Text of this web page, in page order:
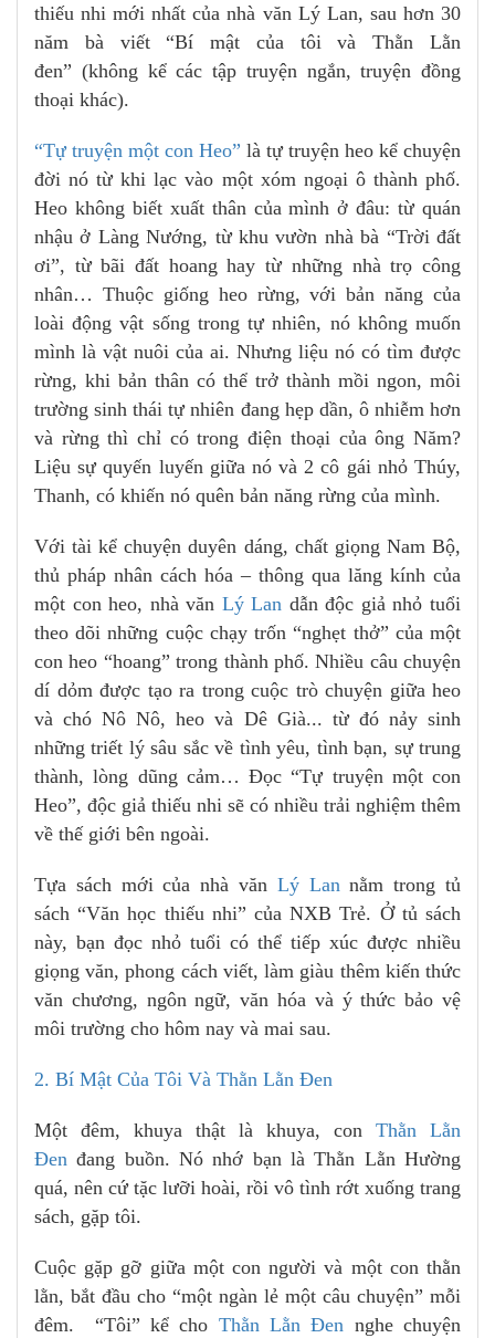
thiếu nhi mới nhất của nhà văn Lý Lan, sau hơn 30
năm bà viết “Bí mật của tôi và Thằn Lằn
đen” (không kể các tập truyện ngắn, truyện đồng
thoại khác).
“Tự truyện một con Heo” là tự truyện heo kể chuyện
đời nó từ khi lạc vào một xóm ngoại ô thành phố.
Heo không biết xuất thân của mình ở đâu: từ quán
nhậu ở Làng Nướng, từ khu vườn nhà bà “Trời đất
ơi”, từ bãi đất hoang hay từ những nhà trọ công
nhân… Thuộc giống heo rừng, với bản năng của
loài động vật sống trong tự nhiên, nó không muốn
mình là vật nuôi của ai. Nhưng liệu nó có tìm được
rừng, khi bản thân có thể trở thành mồi ngon, môi
trường sinh thái tự nhiên đang hẹp dần, ô nhiễm hơn
và rừng thì chỉ có trong điện thoại của ông Năm?
Liệu sự quyến luyến giữa nó và 2 cô gái nhỏ Thúy,
Thanh, có khiến nó quên bản năng rừng của mình.
Với tài kể chuyện duyên dáng, chất giọng Nam Bộ,
thủ pháp nhân cách hóa – thông qua lăng kính của
một con heo, nhà văn Lý Lan dẫn độc giả nhỏ tuổi
theo dõi những cuộc chạy trốn “nghẹt thở” của một
con heo “hoang” trong thành phố. Nhiều câu chuyện
dí dỏm được tạo ra trong cuộc trò chuyện giữa heo
và chó Nô Nô, heo và Dê Già... từ đó nảy sinh
những triết lý sâu sắc về tình yêu, tình bạn, sự trung
thành, lòng dũng cảm… Đọc “Tự truyện một con
Heo”, độc giả thiếu nhi sẽ có nhiều trải nghiệm thêm
về thế giới bên ngoài.
Tựa sách mới của nhà văn Lý Lannằm trong tủ
sách “Văn học thiếu nhi” của NXB Trẻ. Ở tủ sách
này, bạn đọc nhỏ tuổi có thể tiếp xúc được nhiều
giọng văn, phong cách viết, làm giàu thêm kiến thức
văn chương, ngôn ngữ, văn hóa và ý thức bảo vệ
môi trường cho hôm nay và mai sau.
2. Bí Mật Của Tôi Và Thằn Lằn Đen
Một đêm, khuya thật là khuya, con Thằn Lằn
Đenđang buồn. Nó nhớ bạn là Thằn Lằn Hường
quá, nên cứ tặc lưỡi hoài, rồi vô tình rớt xuống trang
sách, gặp tôi.
Cuộc gặp gỡ giữa một con người và một con thằn
lằn, bắt đầu cho “một ngàn lẻ một câu chuyện” mỗi
đêm. “Tôi” kể cho Thằn Lằn Đen nghe chuyện